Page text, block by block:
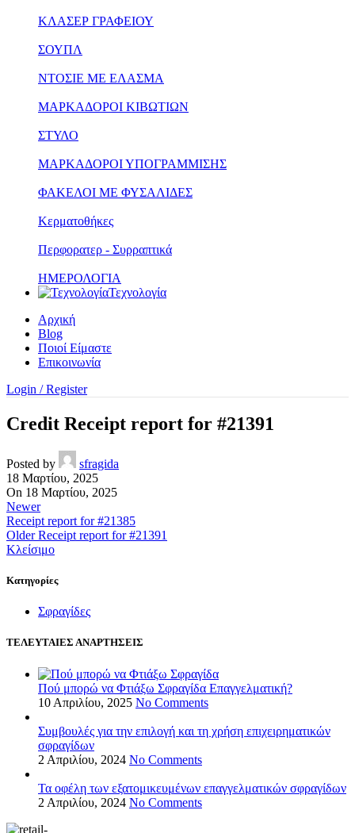
ΚΛΑΣΕΡ ΓΡΑΦΕΙΟΥ
ΣΟΥΠΛ
ΝΤΟΣΙΕ ΜΕ ΕΛΑΣΜΑ
ΜΑΡΚΑΔΟΡΟΙ ΚΙΒΩΤΙΩΝ
ΣΤΥΛΟ
ΜΑΡΚΑΔΟΡΟΙ ΥΠΟΓΡΑΜΜΙΣΗΣ
ΦΑΚΕΛΟΙ ΜΕ ΦΥΣΑΛΙΔΕΣ
Κερματοθήκες
Περφορατερ - Συρραπτικά
ΗΜΕΡΟΛΟΓΙΑ
Τεχνολογία
Αρχική
Blog
Ποιοί Είμαστε
Επικοινωνία
Login / Register
Credit Receipt report for #21391
Posted by
sfragida
18 Μαρτίου, 2025
On 18 Μαρτίου, 2025
Newer
Receipt report for #21385
Older Receipt report for #21391
Κλείσιμο
Kατηγορίες
Σφραγίδες
ΤΕΛΕΥΤΑΙΕΣ ΑΝΑΡΤΗΣΕΙΣ
Πού μπορώ να Φτιάξω Σφραγίδα Επαγγελματική?
10 Απριλίου, 2025 No Comments
Συμβουλές για την επιλογή και τη χρήση επιχειρηματικών
σφραγίδων
2 Απριλίου, 2024 No Comments
Τα οφέλη των εξατομικευμένων επαγγελματικών σφραγίδων
2 Απριλίου, 2024 No Comments